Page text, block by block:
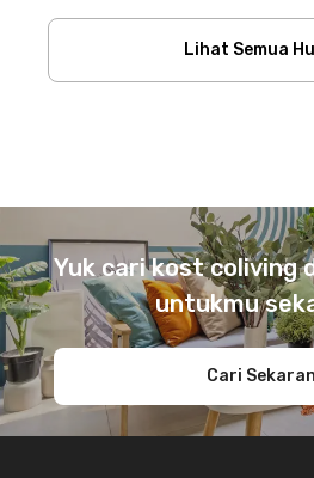
Lihat Semua
Yuk cari kost coliving
untukmu
Cari